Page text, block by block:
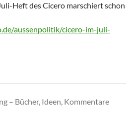
Heft des Cicero marschiert schon
aussenpolitik/cicero-im-juli-
– Bücher, Ideen, Kommentare